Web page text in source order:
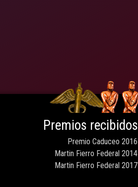
Premios recibidos
Premio Caduceo 2016
Martin Fierro Federal 2014
Martin Fierro Federal 2017